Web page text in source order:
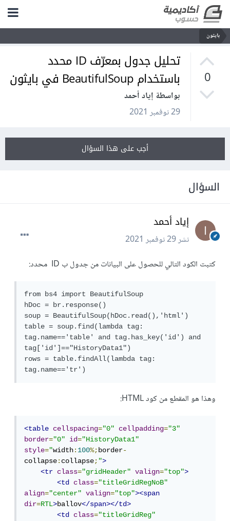
بايثون
0
تحليل جدول بمعرّف ID محدد
باستخدام BeautifulSoup في بايثون
بواسطة إياد أحمد
29 نوفمبر 2021
أجب على هذا السؤال
السؤال
إياد أحمد
نشر29 نوفمبر 2021
كتبت الكود التالي للحصول على البيانات من جدول ب ID محدد:
from bs4 import BeautifulSoup
hDoc = br.response()
soup = BeautifulSoup(hDoc.read(),'html')
table = soup.find(lambda tag:
tag.name=='table' and tag.has_key('id') and
tag['id']=="HistoryData1")
rows = table.findAll(lambda tag:
tag.name=='tr')
وهذا هو المقطع من كود HTML:
<table cellspacing="0" cellpadding="3"
border="0" id="HistoryData1"
style="width:100%;border-
collapse:collapse;">
<tr
class="gridHeader" valign="top">
<td
class="titleGridRegNoB"
align="center" valign="top"><span
dir=RTL>ballov</span></td>
<td
class="titleGridReg"